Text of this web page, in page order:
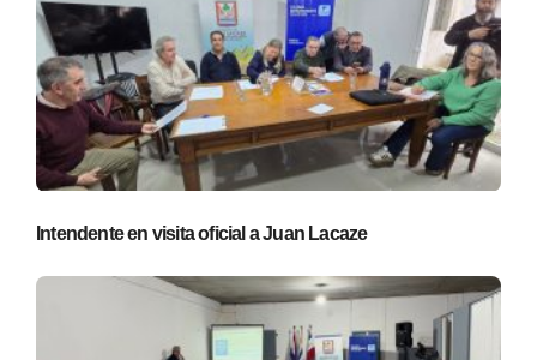
Intendente en visita oficial a Juan Lacaze